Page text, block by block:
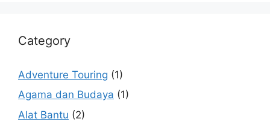
Category
Adventure Touring (1)
Agama dan Budaya (1)
Alat Bantu (2)